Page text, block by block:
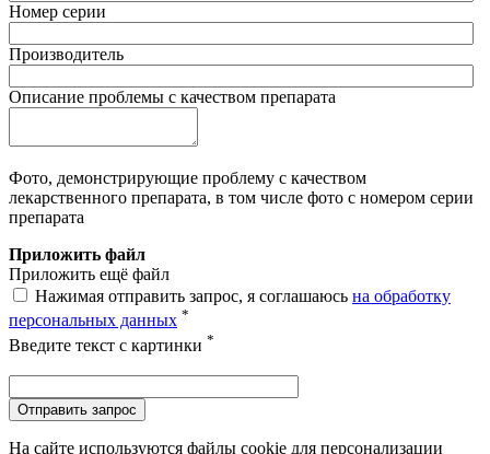
Номер серии
Производитель
Описание проблемы с качеством препарата
Фото, демонстрирующие проблему с качеством
лекарственного препарата, в том числе фото с номером серии
препарата
Приложить файл
Приложить ещё файл
Нажимая отправить запрос, я соглашаюсь на обработку
персональных данных *
Введите текст с картинки *
Отправить запрос
На сайте используются файлы cookie для персонализации